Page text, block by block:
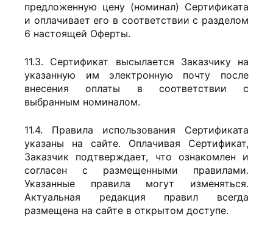
предложенную цену (номинал) Сертификата
и оплачивает его в соответствии с разделом
6 настоящей Оферты.
11.3. Сертификат высылается Заказчику на
указанную им электронную почту после
внесения оплаты в соответствии с
выбранным номиналом.
11.4. Правила использования Сертификата
указаны на сайте. Оплачивая Сертификат,
Заказчик подтверждает, что ознакомлен и
согласен с размещенными правилами.
Указанные правила могут изменяться.
Актуальная редакция правил всегда
размещена на сайте в открытом доступе.